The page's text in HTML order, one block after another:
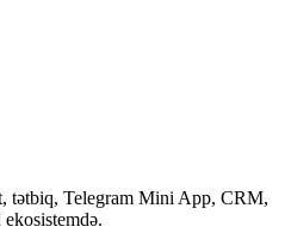
tətbiq, Telegram Mini App, CRM,